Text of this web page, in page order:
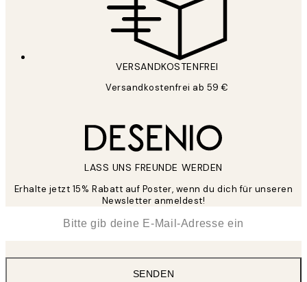
VERSANDKOSTENFREI
Versandkostenfrei ab 59 €
LASS UNS FREUNDE WERDEN
Erhalte jetzt 15% Rabatt auf Poster, wenn du dich für unseren
Newsletter anmeldest!
SENDEN